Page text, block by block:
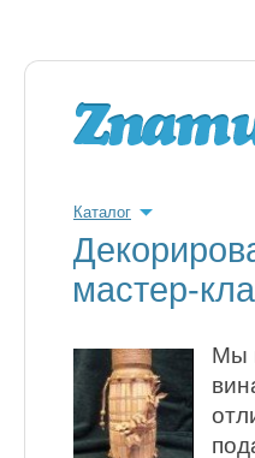
Каталог
мастер-
Мы